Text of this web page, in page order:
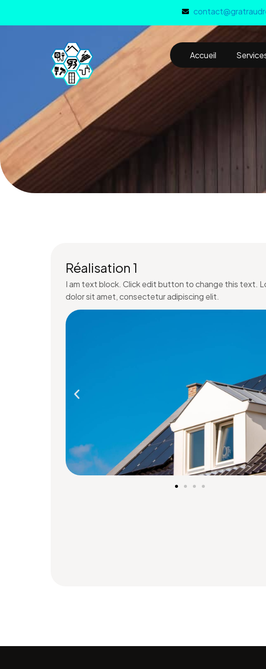
Accueil
Réalisation 1
I am text block. Click edit button to change this text.
dolor sit amet, consectetur adipiscing elit.